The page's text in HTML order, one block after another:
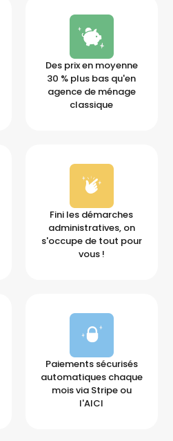
Des prix en moyenne
30 % plus bas qu'en
agence de ménage
classique
Fini les démarches
administratives, on
s'occupe de tout pour
vous !
Paiements sécurisés
automatiques chaque
mois via Stripe ou
l'AICI